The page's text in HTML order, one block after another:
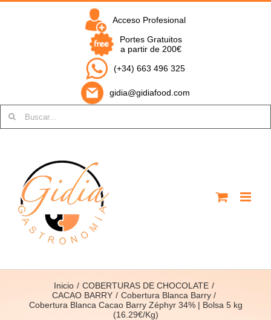
Saltar
Acceso Profesional
Portes Gratuitos
a partir de 200€
(+34) 663 496 325
gidia@gidiafood.com
Inicio
COBERTURAS DE CHOCOLATE
CACAO BARRY
Cobertura Blanca Barry
Cobertura Blanca Cacao Barry Zéphyr 34% | Bolsa 5 kg
(16.29€/Kg)